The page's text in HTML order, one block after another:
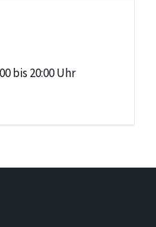
bis 20:00 Uhr